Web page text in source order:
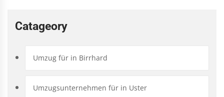
Catageory
Umzug für in Birrhard
Umzugsunternehmen für in Uster